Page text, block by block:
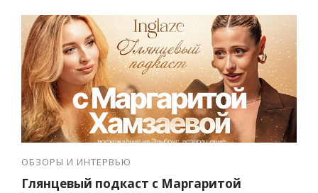
ОБЗОРЫ И ИНТЕРВЬЮ
Глянцевый подкаст с Маргаритой